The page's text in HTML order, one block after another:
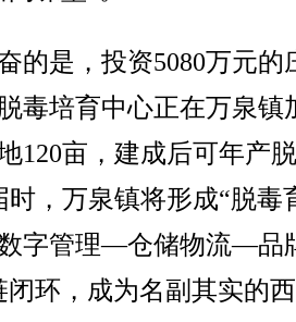
是，投资5080万元的
毒培育中心正在万泉镇
120亩，建成后可年产
时，万泉镇将形成“脱
字管理—仓储物流—品
闭环，成为名副其实的